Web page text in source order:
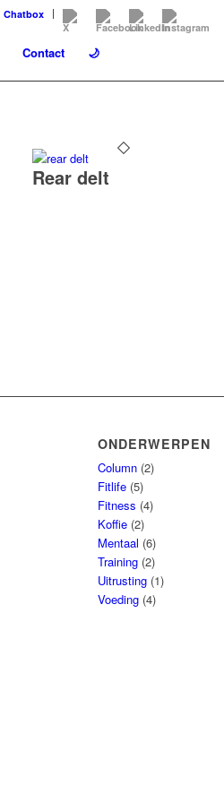
Chatbox
Contact 🌙
Rear delt
ONDERWERPEN
Column (2)
Fitlife (5)
Fitness (4)
Koffie (2)
Mentaal (6)
Training (2)
Uitrusting (1)
Voeding (4)